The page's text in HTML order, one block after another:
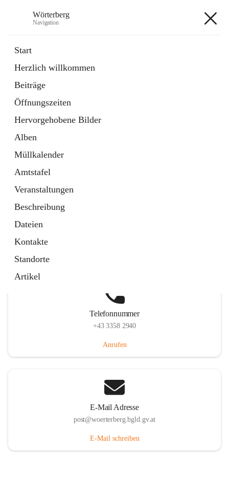
Wörterberg
Navigation
Start
Herzlich willkommen
Beiträge
Öffnungszeiten
Hervorgehobene Bilder
Alben
Müllkalender
Amtstafel
Veranstaltungen
Beschreibung
Dateien
Kontakte
Standorte
Artikel
5 Schnellzugriffe
Bürgerservice
9 Schnellzugriffe
Telefonnummer
+43 3358 2940
Anrufen
E-Mail Adresse
post@woerterberg.bgld.gv.at
E-Mail schreiben